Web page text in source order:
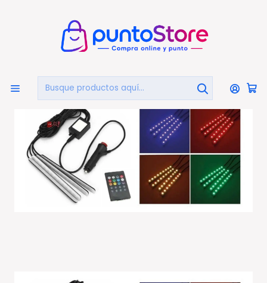
Inicio AUTOMOTRIZ Iluminación
Kit De 4 Tiras Led Flexibles Rgb Para Autos - Ps